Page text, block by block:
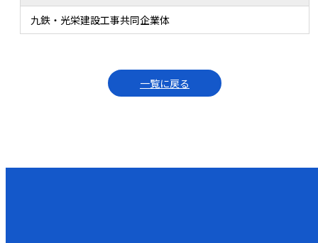
九鉄・光栄建設工事共同企業体
一覧に戻る